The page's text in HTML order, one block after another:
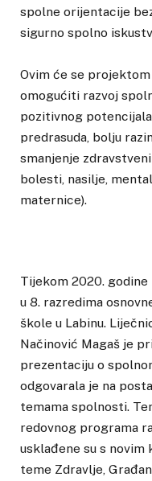
spolne orijentacije
sigurno spolno
Ovim će se
omogućiti razvoj
pozitivnog
predrasuda, bolju
smanjenje
bolesti, nasilje,
maternice).
Tijekom 2020. godine
u 8. razredima
škole u Labinu.
Načinović Magaš je
prezentaciju o
odgovarala je na
temama spolnosti.
redovnog programa
usklađene su s
teme Zdravlje,